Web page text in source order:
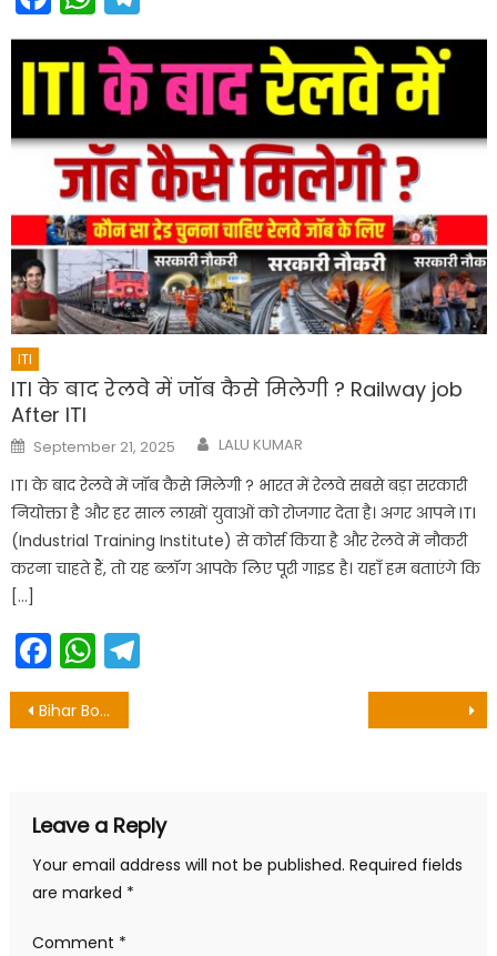
ITI
ITI के बाद रेलवे में जॉब कैसे मिलेगी ? Railway job
After ITI
Posted
on
September 21, 2025 Author
LALU KUMAR
ITI के बाद रेलवे में जॉब कैसे मिलेगी ? भारत में रेलवे सबसे बड़ा सरकारी
नियोक्ता है और हर साल लाखों युवाओं को रोजगार देता है। अगर आपने ITI
(Industrial Training Institute) से कोर्स किया है और रेलवे में नौकरी
करना चाहते हैं, तो यह ब्लॉग आपके लिए पूरी गाइड है। यहाँ हम बताएंगे कि
[…]
Facebook
WhatsApp
Post
Bihar Board 12th Result Live Update : जारी हुआ इंटर 2021 का रिजल्ट
Leave a Reply
Your email address will not be published. Required fields
are marked *
Comment *